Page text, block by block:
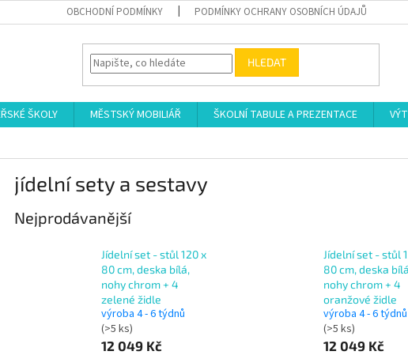
OBCHODNÍ PODMÍNKY PODMÍNKY OCHRANY OSOBNÍCH ÚDAJŮ
HLEDAT
ŠKOLY MĚSTSKÝ MOBILIÁŘ ŠKOLNÍ TABULE A PREZENTACE
jídelní sety a sestavy
Nejprodávanější
Jídelní set - stůl 120 x
80 cm, deska bílá,
nohy chrom + 4
zelené židle
výroba 4 - 6 týdnů
(>5 ks)
12 049 Kč
Jídelní set - stůl
80 cm, deska
nohy chrom + 4
oranžové židle
výroba 4 - 6 týdnů
(>5 ks)
12 049 Kč